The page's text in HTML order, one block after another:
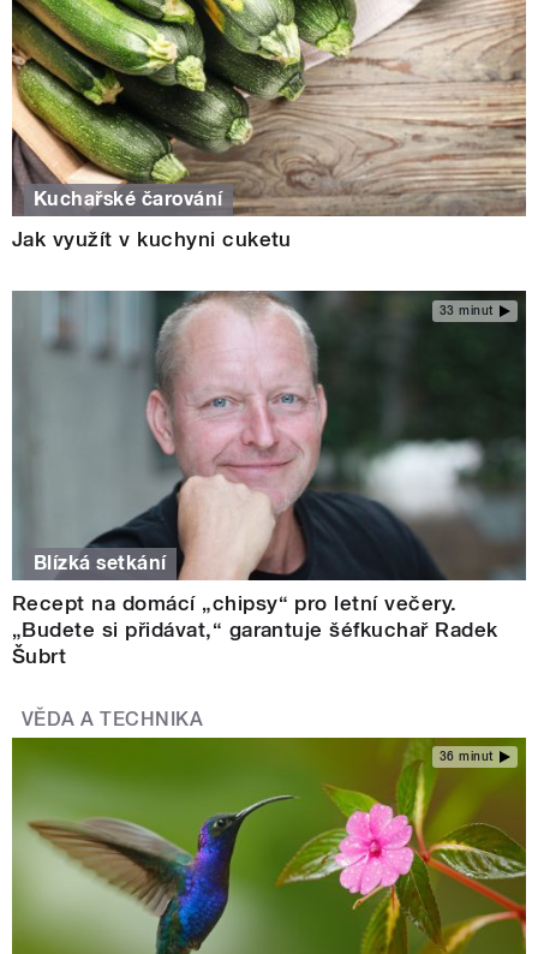
Kuchařské čarování
Jak využít v kuchyni cuketu
33 minut
Blízká setkání
Recept na domácí „chipsy“ pro letní večery.
„Budete si přidávat,“ garantuje šéfkuchař Radek
Šubrt
VĚDA A TECHNIKA
36 minut